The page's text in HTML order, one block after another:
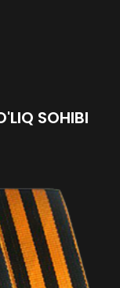
SOHIBI